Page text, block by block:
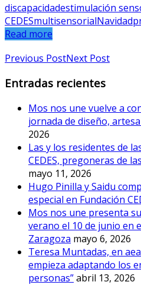
discapacidadestimulación
CEDESmultisensorialNavidad
Read more
Previous PostNext Post
Entradas recientes
Mos nos une vuelve a
jornada de diseño,
2026
Las y los residentes de
CEDES, pregoneras de
mayo 11, 2026
Hugo Pinilla y Saidu
especial en Fundación
Mos nos une presenta
verano el 10 de junio en
Zaragoza mayo 6, 2026
Teresa Muntadas, en
empieza adaptando los
personas”abril 13, 2026